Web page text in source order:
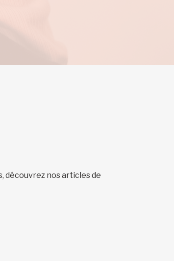
découvrez nos articles de